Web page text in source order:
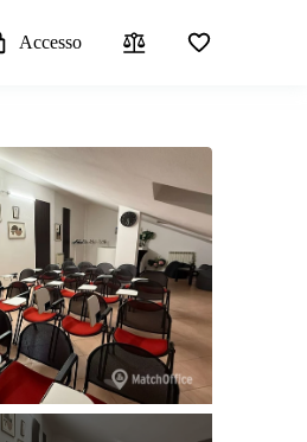
Accesso